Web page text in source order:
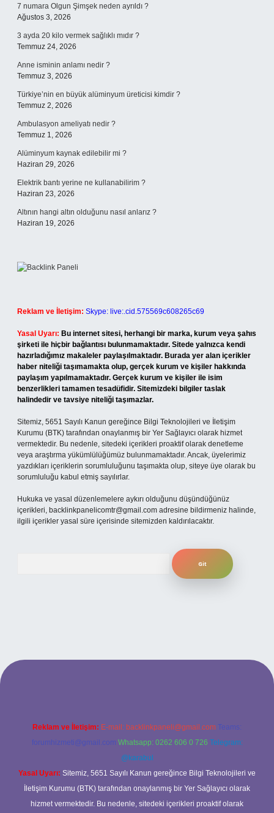
7 numara Olgun Şimşek neden ayrıldı ?
Ağustos 3, 2026
3 ayda 20 kilo vermek sağlıklı mıdır ?
Temmuz 24, 2026
Anne isminin anlamı nedir ?
Temmuz 3, 2026
Türkiye’nin en büyük alüminyum üreticisi kimdir ?
Temmuz 2, 2026
Ambulasyon ameliyatı nedir ?
Temmuz 1, 2026
Alüminyum kaynak edilebilir mi ?
Haziran 29, 2026
Elektrik bantı yerine ne kullanabilirim ?
Haziran 23, 2026
Altının hangi altın olduğunu nasıl anlarız ?
Haziran 19, 2026
Reklam ve İletişim: Skype: live:.cid.575569c608265c69
Yasal Uyarı: Bu internet sitesi, herhangi bir marka, kurum veya şahıs
şirketi ile hiçbir bağlantısı bulunmamaktadır. Sitede yalnızca kendi
hazırladığımız makaleler paylaşılmaktadır. Burada yer alan içerikler
haber niteliği taşımamakta olup, gerçek kurum ve kişiler hakkında
paylaşım yapılmamaktadır. Gerçek kurum ve kişiler ile isim
benzerlikleri tamamen tesadüfidir. Sitemizdeki bilgiler taslak
halindedir ve tavsiye niteliği taşımazlar.
Sitemiz, 5651 Sayılı Kanun gereğince Bilgi Teknolojileri ve İletişim
Kurumu (BTK) tarafından onaylanmış bir Yer Sağlayıcı olarak hizmet
vermektedir. Bu nedenle, sitedeki içerikleri proaktif olarak denetleme
veya araştırma yükümlülüğümüz bulunmamaktadır. Ancak, üyelerimiz
yazdıkları içeriklerin sorumluluğunu taşımakta olup, siteye üye olarak bu
sorumluluğu kabul etmiş sayılırlar.
Hukuka ve yasal düzenlemelere aykırı olduğunu düşündüğünüz
içerikleri, backlinkpanelicomtr@gmail.com adresine bildirmeniz halinde,
ilgili içerikler yasal süre içerisinde sitemizden kaldırılacaktır.
bahis sitesi
Reklam ve İletişim: E-mail: backlinkpaneli@gmail.com Teams:
forumhizmeti@gmail.com Whatsapp: 0262 606 0 726 Telegram:
@karabul
Yasal Uyarı: Sitemiz, 5651 Sayılı Kanun gereğince Bilgi Teknolojileri ve
İletişim Kurumu (BTK) tarafından onaylanmış bir Yer Sağlayıcı olarak
hizmet vermektedir. Bu nedenle, sitedeki içerikleri proaktif olarak